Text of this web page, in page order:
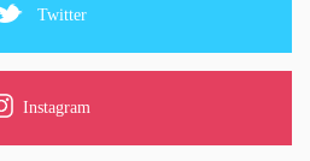
Twitter
Instagram